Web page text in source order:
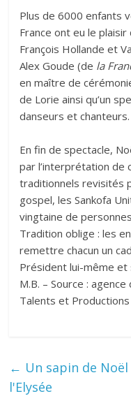
Plus de 6000 enfants
France ont eu le plaisir
François Hollande et
Alex Goude (de la
en maître de
de Lorie ainsi qu’un
danseurs et chanteurs.
En fin de spectacle,
par l’interprétation de
traditionnels revisités
gospel, les Sankofa
vingtaine de
Tradition oblige : les
remettre chacun un
Président lui-même et
M.B. – Source :
Talents et Productions
← Un sapin de
l'Elysée